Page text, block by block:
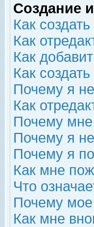
Создание
Как
Как
Как
Как
Почему я
Как
Почему
Почему я
Почему я
Как мне
Что
Почему
Как мне